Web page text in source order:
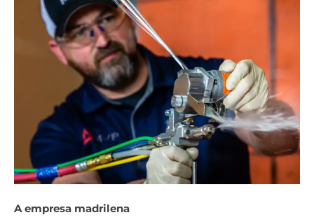
A empresa madrilena